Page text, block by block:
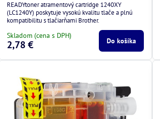
READYtoner atramentový cartridge 1240XY
(LC1240Y) poskytuje vysokú kvalitu tlače a plnú
kompatibilitu s tlačiarňami Brother.
Skladom (cena s DPH)
2,78 € Do košíka